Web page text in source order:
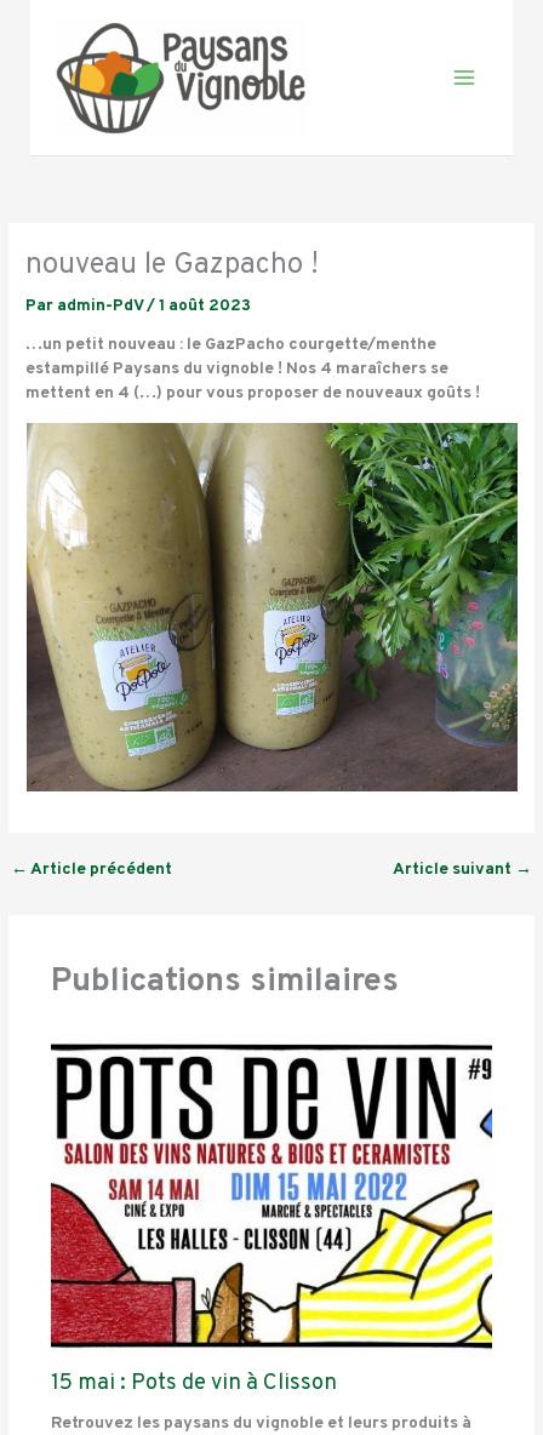
contenu
nouveau le Gazpacho !
Par admin-PdV/1 août 2023
…un petit nouveau : le GazPacho courgette/menthe
estampillé Paysans du vignoble ! Nos 4 maraîchers se
mettent en 4 (…) pour vous proposer de nouveaux goûts !
← Article précédent Article suivant →
Publications similaires
15 mai : Pots de vin à Clisson
Retrouvez les paysans du vignoble et leurs produits à